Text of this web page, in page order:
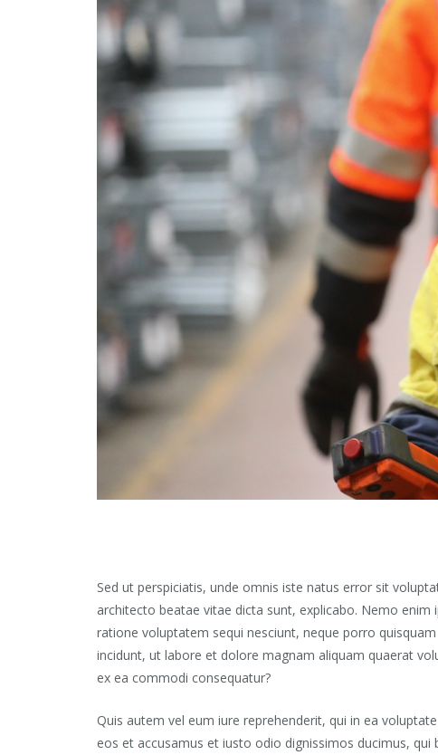
Sed ut perspiciatis, unde omnis iste natus error sit
architecto beatae vitae dicta sunt, explicabo. Nemo
ratione voluptatem sequi nesciunt, neque porro
incidunt, ut labore et dolore magnam aliquam quaerat
ex ea commodi consequatur?
Quis autem vel eum iure reprehenderit, qui in ea
eos et accusamus et iusto odio dignissimos ducimus,